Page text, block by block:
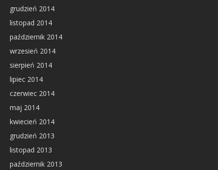
grudzień 2014
listopad 2014
październik 2014
wrzesień 2014
sierpień 2014
lipiec 2014
czerwiec 2014
maj 2014
kwiecień 2014
grudzień 2013
listopad 2013
październik 2013